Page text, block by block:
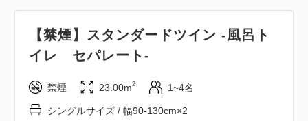
【禁煙】スタンダードツイン -風呂ト
イレ セパレート-
禁煙 23.00m2 1~4名
シングルサイズ / 幅90-130cm×2